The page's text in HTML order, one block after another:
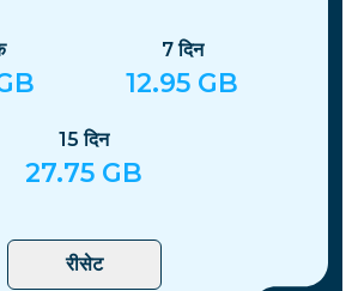
7दिन
12.95 GB
15दिन
27.75 GB
रीसेट